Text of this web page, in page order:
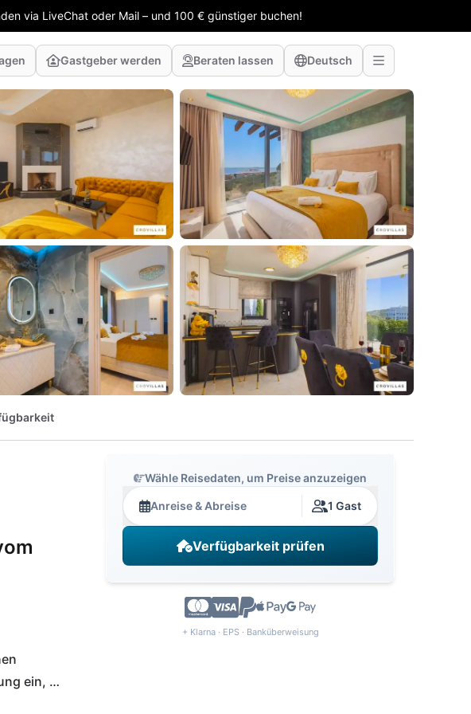
via LiveChat oder Mail – und 100 € günstiger buchen!
Gastgeber werden Beraten lassen Deutsch
ein,
Wähle Reisedaten, um Preise anzuzeigen
Anreise & Abreise 1 Gast
Verfügbarkeit prüfen
+ Klarna · EPS · Banküberweisung